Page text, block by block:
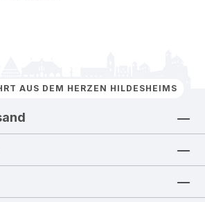
AUS DEM HERZEN HILDESHEIMS